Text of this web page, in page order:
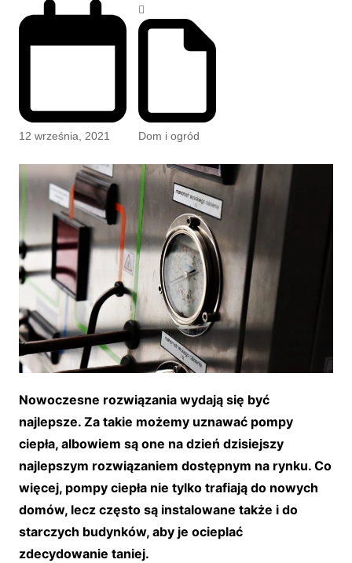
12 września, 2021 Dom i ogród
Nowoczesne rozwiązania wydają się być
najlepsze. Za takie możemy uznawać pompy
ciepła, albowiem są one na dzień dzisiejszy
najlepszym rozwiązaniem dostępnym na rynku. Co
więcej, pompy ciepła nie tylko trafiają do nowych
domów, lecz często są instalowane także i do
starczych budynków, aby je ocieplać
zdecydowanie taniej.